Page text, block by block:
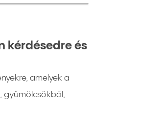
kérdésedre és
amelyek a
gyümölcsökből,